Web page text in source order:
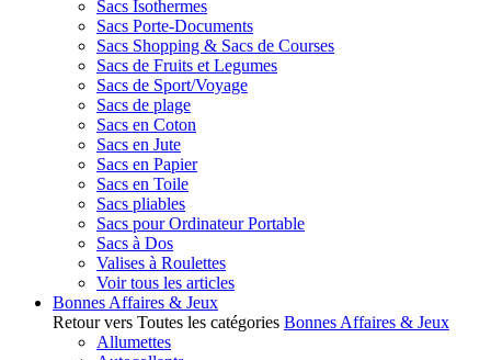
Sacs Isothermes
Sacs Porte-Documents
Sacs Shopping & Sacs de Courses
Sacs de Fruits et Legumes
Sacs de Sport/Voyage
Sacs de plage
Sacs en Coton
Sacs en Jute
Sacs en Papier
Sacs en Toile
Sacs pliables
Sacs pour Ordinateur Portable
Sacs à Dos
Valises à Roulettes
Voir tous les articles
Bonnes Affaires & Jeux
Retour vers Toutes les catégories Bonnes Affaires & Jeux
Allumettes